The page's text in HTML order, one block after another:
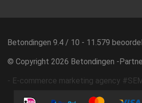
Betondingen 9.4 / 10 - 11.579
© Copyright 2026 Betondingen -
- E-commerce marketing agency #SEM